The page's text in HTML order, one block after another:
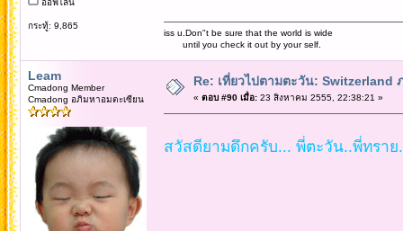
กระทู้: 9,865
iss u.Don"t be sure that the world is wide
until you check it out by your self.
Leam
Cmadong Member
Cmadong อภิมหาอมตะเซียน
Re: เที่ยวไปตามตะวัน: Switzerland
« ตอบ #90 เมื่อ:23 สิงหาคม 2555, 22:38:21 »
สวัสดียามดึกครับ... พี่ตะวัน..พี่ทรา